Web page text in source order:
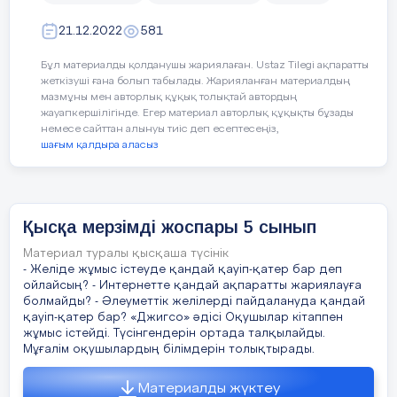
шығады?
0 1 0 0 1 0 0
1 1
0 1 1 1 1 0 0
0 0 0 0 1 0 0
0 0 0 0 1 0 0
Дескриптор:
қосады;
-Интернет желісінен фотосуретті көшіреді;
Вставка батырмасын пайдаланып,
фотосуретті жұмыс алаңына орналастырады;
-Коррекция, Эффекты командаларды
пайдаланып, суреттерді өңдейді.
ҚБ: жетон /3балл/
Топтық жұмыс. 2-тапсырма.
-Графикалық редактордың көмегімен
суреттің сапасын реттеу, оған әсерлер қосу
қаншалықты маңызды?
Сабақтың барысы :
Сабақтың
Педагогтың әрекеті
Сабақтың
басы
1.Оқушылармен амандасу.
2.Сабақтың тақырыбы мен мақсаттарымен
таныстыру.
3.Жаңа тақырыпқа шолу.
Photo-Brush редакторы көмегімен векторлық
суреттің сапасын көтеруге, түсін қанық етуге,
21.12.2022 581
Бұл материалды қолданушы жариялаған. Ustaz Tilegi ақпаратты
жеткізуші ғана болып табылады. Жарияланған материалдың
мазмұны мен авторлық құқық толықтай автордың
жауапкершілігінде. Егер материал авторлық құқықты бұзады
немесе сайттан алынуы тиіс деп есептесеңіз,
шағым қалдыра аласыз
Қысқа мерзімді жоспары 5 cынып
Материал туралы қысқаша түсінік
- Желіде жұмыс істеуде қандай қауіп-қатер бар деп
ойлайсың? - Интернетте қандай ақпаратты жариялауға
болмайды? - Әлеуметтік желілерді пайдалануда қандай
қауіп-қатер бар? «Джигсо» әдісі Оқушылар кітаппен
жұмыс істейді. Түсінгендерін ортада талқылайды.
Мұғалім оқушылардың білімдерін толықтырады.
Материалды жүктеу